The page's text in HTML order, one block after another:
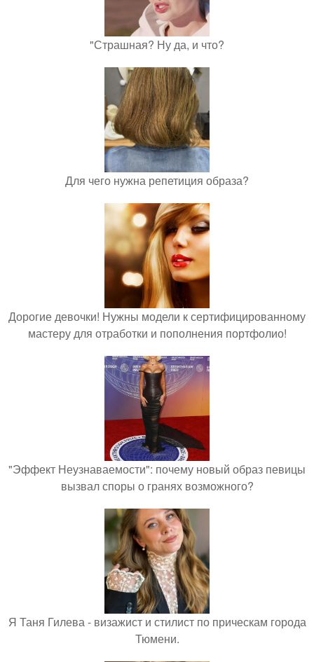
"Страшная? Ну да, и что?
Для чего нужна репетиция образа?
Дорогие девочки! Нужны модели к сертифицированному
мастеру для отработки и пополнения портфолио!
"Эффект Неузнаваемости": почему новый образ певицы
вызвал споры о гранях возможного?
Я Таня Гилева - визажист и стилист по прическам города
Тюмени.